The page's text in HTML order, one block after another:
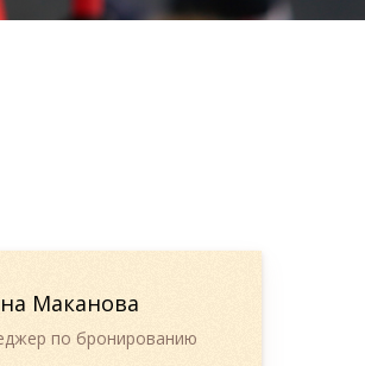
Маканова
по бронированию